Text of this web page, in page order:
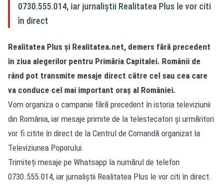
0730.555.014, iar jurnaliștii Realitatea Plus le vor citi
în direct
Realitatea Plus și Realitatea.net, demers fără precedent
în ziua alegerilor pentru Primăria Capitalei. Românii de
rând pot transmite mesaje direct către cel sau cea care
va conduce cel mai important oraș al României.
Vom organiza o campanie fără precedent în istoria televiziunii
din România, iar mesaje primite de la telestecatori și urmăritori
vor fi citite în direct de la Centrul de Comandă organizat la
Televiziunea Poporului.
Trimiteți mesaje pe Whatsapp la numărul de telefon
0730.555.014, iar jurnaliștii Realitatea Plus le vor citi în direct.